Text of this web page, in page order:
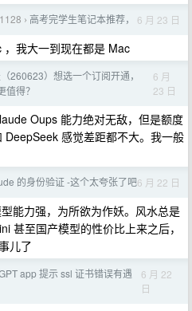
› 高考完学生笔记本推荐， 6 月 23 日
我大一到现在都是 Mac
260623）想选一个订阅开通，
得？
6 月
23 日
Oups 能力绝对无敌，但是额度
感觉差距都不大。我一般
的身份验证 -这个太夸张了吧6 月 22 日
能力强，为所欲为作妖。风水总是
甚至国产模型的性价比上来之后，
儿了
app 提示 ssl 证书错误有遇
6 月 22
日